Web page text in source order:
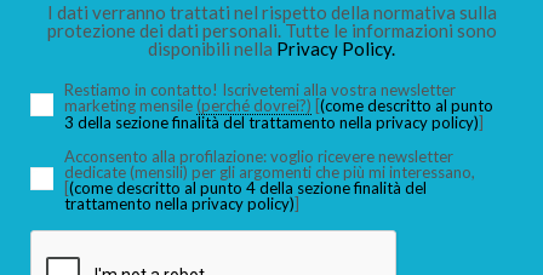
CERCA
I dati verranno trattati nel rispetto della normativa sulla
protezione dei dati personali. Tutte le informazioni sono
disponibili nella Privacy Policy.
Restiamo in contatto! Iscrivetemi alla vostra newsletter
marketing mensile (perché dovrei?) [(come descritto al punto
3 della sezione finalità del trattamento nella privacy policy)]
Acconsento alla profilazione: voglio ricevere newsletter
dedicate (mensili) per gli argomenti che più mi interessano,
[(come descritto al punto 4 della sezione finalità del
trattamento nella privacy policy)]